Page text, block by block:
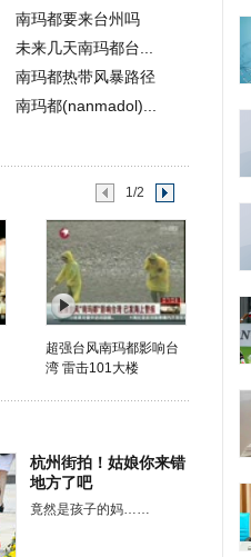
南玛都要来台州吗
未来几天南玛都台...
南玛都热带风暴路径
南玛都(nanmadol)...
1/2
超强台风南玛都影响台
湾 雷击101大楼
杭州街拍！姑娘你来错
地方了吧
竟然是孩子的妈……